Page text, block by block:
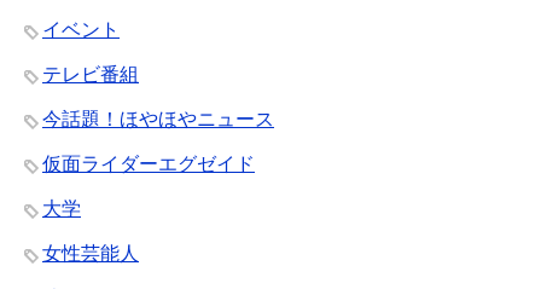
イベント
テレビ番組
今話題！ほやほやニュース
仮面ライダーエグゼイド
大学
女性芸能人